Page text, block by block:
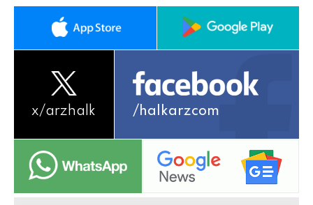
x/arzhalk /halkarzcom